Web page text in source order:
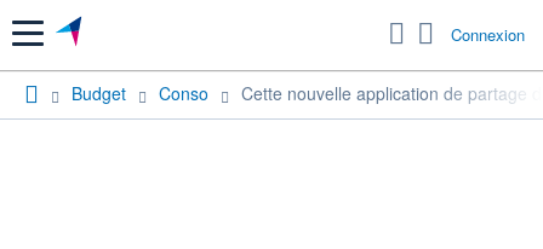
Menu Connexion
Budget Conso Cette nouvelle application de partage